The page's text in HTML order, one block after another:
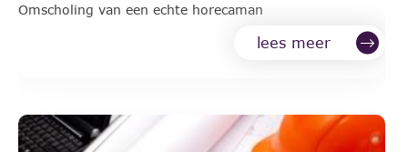
Omscholing van een echte horecaman
lees meer